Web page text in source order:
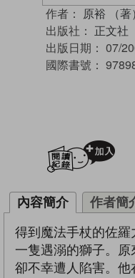
作者： 原裕 （著）
出版社： 正文社
出版日期： 07/
國際書號：
內容簡介 作者簡
得到魔法手杖的佐
一隻遇溺的獅子。原
卻不幸遭人陷害。